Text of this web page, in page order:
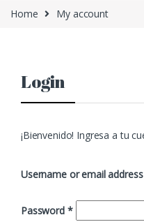
Home My account
Login
¡Bienvenido! Ingresa a tu
Username or email
Password *Required